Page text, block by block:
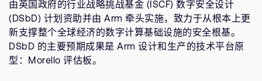
网站
投资者
通报安全漏洞
开发者计划
控制台
管理您的账户
由英国政府的行业战略挑战基金 (ISCF) 数字安全设计
(DSbD) 计划资助并由 Arm 牵头实施，致力于从根本上更
新支撑整个全球经济的数字计算基础设施的安全根基。
DSbD 的主要预期成果是 Arm 设计和生产的技术平台原
型：Morello 评估板。